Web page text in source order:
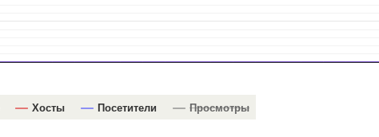
Хосты Посетители Просмотры